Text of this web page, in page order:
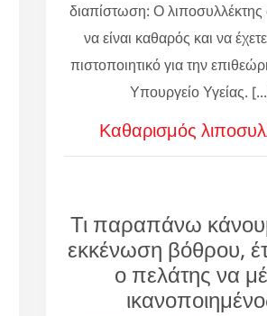
διαπίστωση: Ο λιποσυλλέκτης
να είναι καθαρός και να
πιστοποιητικό για την
Υπουργείο Υγείας.
Καθαρισμός
Τι παραπάνω
εκκένωση βόθρου,
ο πελάτης να